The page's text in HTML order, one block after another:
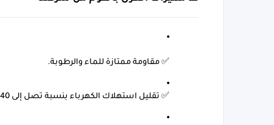
✅ مقاومة ممتازة للماء والرطوبة.
✅ تقليل استهلاك الكهرباء بنسبة تصل إلى 40%.